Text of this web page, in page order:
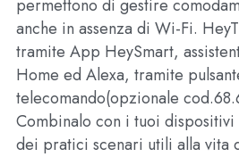
permettono di gestire
anche in assenza di Wi-Fi.
tramite App HeySmart,
Home ed Alexa, tramite
telecomando(opzionale
Combinalo con i tuoi
dei pratici scenari utili alla vita